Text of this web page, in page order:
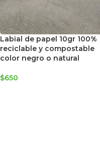
Labial de papel 10gr 100%
reciclable y compostable
color negro o natural
$650